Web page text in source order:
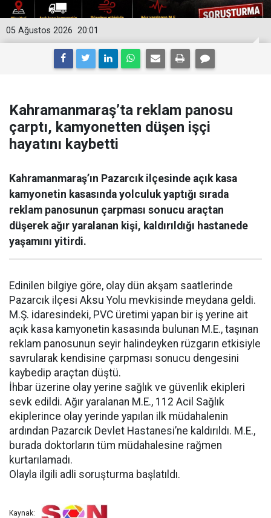
20:01
05 Ağustos 2026
Kahramanmaraş’ta reklam panosu
çarptı, kamyonetten düşen işçi
hayatını kaybetti
Kahramanmaraş’ın Pazarcık ilçesinde açık kasa
kamyonetin kasasında yolculuk yaptığı sırada
reklam panosunun çarpması sonucu araçtan
düşerek ağır yaralanan kişi, kaldırıldığı hastanede
yaşamını yitirdi.
Edinilen bilgiye göre, olay dün akşam saatlerinde
Pazarcık ilçesi Aksu Yolu mevkisinde meydana geldi.
M.Ş. idaresindeki, PVC üretimi yapan bir iş yerine ait
açık kasa kamyonetin kasasında bulunan M.E., taşınan
reklam panosunun seyir halindeyken rüzgarın etkisiyle
savrularak kendisine çarpması sonucu dengesini
kaybedip araçtan düştü.
İhbar üzerine olay yerine sağlık ve güvenlik ekipleri
sevk edildi. Ağır yaralanan M.E., 112 Acil Sağlık
ekiplerince olay yerinde yapılan ilk müdahalenin
ardından Pazarcık Devlet Hastanesi’ne kaldırıldı. M.E.,
burada doktorların tüm müdahalesine rağmen
kurtarılamadı.
Olayla ilgili adli soruşturma başlatıldı.
Kaynak: